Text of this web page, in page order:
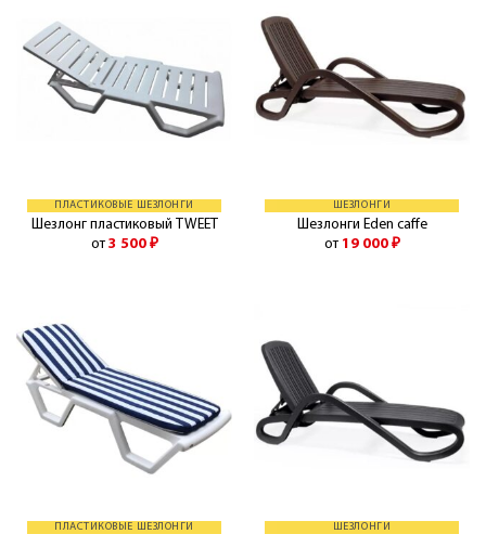
ПЛАСТИКОВЫЕ ШЕЗЛОНГИ
Шезлонг пластиковый TWEET
от 3 500 ₽
ШЕЗЛОНГИ
Шезлонги Eden caffe
от 19 000 ₽
ПЛАСТИКОВЫЕ ШЕЗЛОНГИ ШЕЗЛОНГИ